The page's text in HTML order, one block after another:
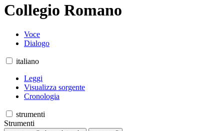
Collegio Romano
Voce
Dialogo
italiano
Leggi
Visualizza sorgente
Cronologia
strumenti
Strumenti